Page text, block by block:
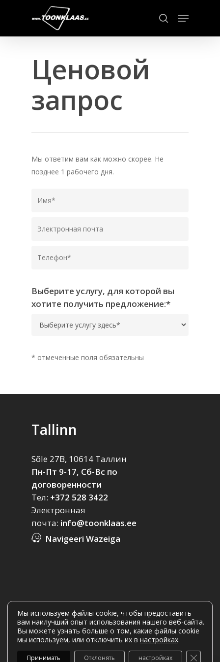
search
Menu
Ценовой
запрос
Мы ответим вам как можно скорее. Не
позднее 1 рабочего дня.
Выберите услугу, для которой вы
хотите получить предложение:*
* отмеченные поля обязательны
Tallinn
Sõle 27B, 10614 Таллин
Пн-Пт 9-17, Сб-Вс по
договоренности
Тел: +372 528 3422
Электронная
почта: info@toonklaas.ee
Navigeeri Wazeiga
© 2026 Toonklaas.ee.
Мы используем файлы cookie, чтобы предоставить
вам наилучший опыт использования нашего веб-сайта.
Вы можете узнать больше о том, какие файлы cookie
мы используем, или отключить их в настройках.
Принимать Отклонять настройках